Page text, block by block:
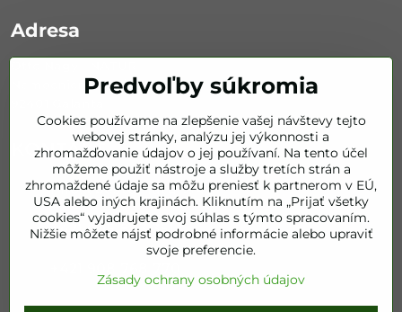
Adresa
Nemocničná 626/67
KONTAKT
info​@bestofnatur​.sk
+421 905 843 351
Predvoľby súkromia
Cookies používame na zlepšenie vašej návštevy tejto
webovej stránky, analýzu jej výkonnosti a
zhromažďovanie údajov o jej používaní. Na tento účel
môžeme použiť nástroje a služby tretích strán a
zhromaždené údaje sa môžu preniesť k partnerom v EÚ,
USA alebo iných krajinách. Kliknutím na „Prijať všetky
cookies“ vyjadrujete svoj súhlas s týmto spracovaním.
Nižšie môžete nájsť podrobné informácie alebo upraviť
svoje preferencie.
Zásady ochrany osobných údajov